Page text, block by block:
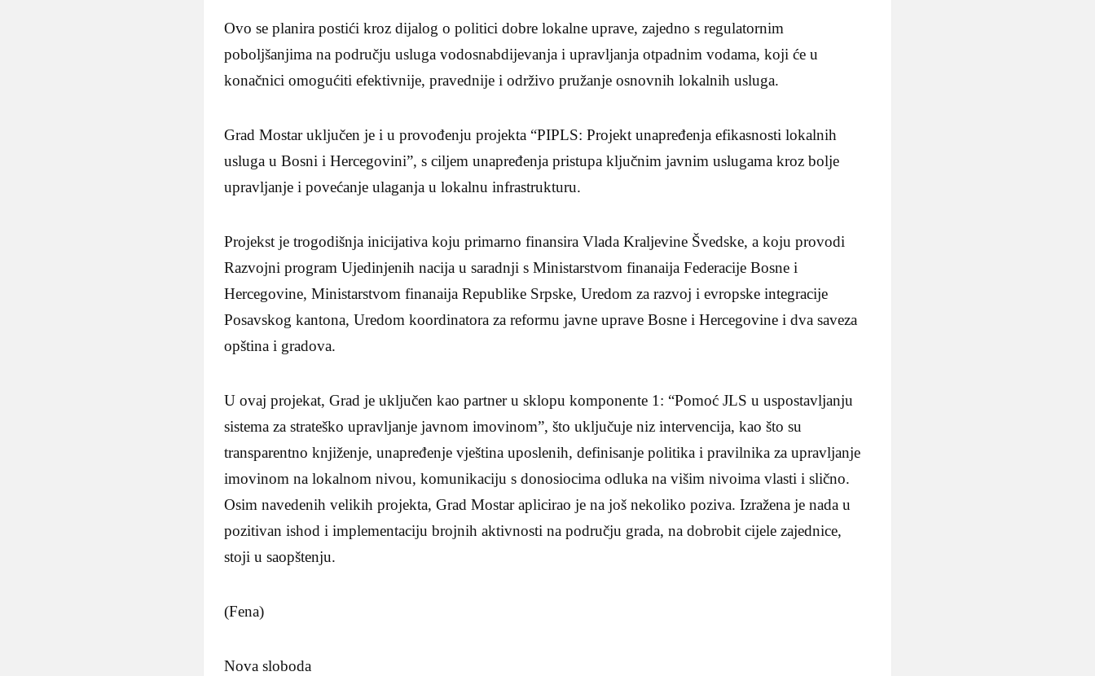
Ovo se planira postići kroz dijalog o politici dobre lokalne uprave, zajedno s regulatornim
poboljšanjima na području usluga vodosnabdijevanja i upravljanja otpadnim vodama, koji će u
konačnici omogućiti efektivnije, pravednije i održivo pružanje osnovnih lokalnih usluga.
Grad Mostar uključen je i u provođenju projekta “PIPLS: Projekt unapređenja efikasnosti lokalnih
usluga u Bosni i Hercegovini”, s ciljem unapređenja pristupa ključnim javnim uslugama kroz bolje
upravljanje i povećanje ulaganja u lokalnu infrastrukturu.
Projekst je trogodišnja inicijativa koju primarno finansira Vlada Kraljevine Švedske, a koju provodi
Razvojni program Ujedinjenih nacija u saradnji s Ministarstvom finanaija Federacije Bosne i
Hercegovine, Ministarstvom finanaija Republike Srpske, Uredom za razvoj i evropske integracije
Posavskog kantona, Uredom koordinatora za reformu javne uprave Bosne i Hercegovine i dva saveza
opština i gradova.
U ovaj projekat, Grad je uključen kao partner u sklopu komponente 1: “Pomoć JLS u uspostavljanju
sistema za strateško upravljanje javnom imovinom”, što uključuje niz intervencija, kao što su
transparentno knjiženje, unapređenje vještina uposlenih, definisanje politika i pravilnika za upravljanje
imovinom na lokalnom nivou, komunikaciju s donosiocima odluka na višim nivoima vlasti i slično.
Osim navedenih velikih projekta, Grad Mostar aplicirao je na još nekoliko poziva. Izražena je nada u
pozitivan ishod i implementaciju brojnih aktivnosti na području grada, na dobrobit cijele zajednice,
stoji u saopštenju.
(Fena)
Nova sloboda